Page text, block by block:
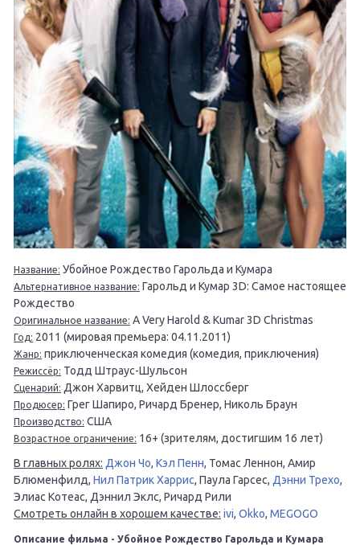
Название: Убойное Рождество Гарольда и Кумара
Альтернативное название: Гарольд и Кумар 3D: Самое настоящее
Рождество
Оригинальное название: A Very Harold & Kumar 3D Christmas
Год: 2011 (мировая премьера: 04.11.2011)
Жанр: приключенческая комедия (комедия, приключения)
Режиссёр: Тодд Штраус-Шульсон
Сценарий: Джон Харвитц, Хейден Шлоссберг
Продюсер: Грег Шапиро, Ричард Бренер, Николь Браун
Производство: США
Возрастное ограничение: 16+ (зрителям, достигшим 16 лет)
В главных ролях: Джон Чо, Кэл Пенн, Томас Леннон, Амир
Блюменфилд, Нил Патрик Харрис, Паула Гарсес, Дэнни Трехо,
Элиас Котеас, Дэннил Эклс, Ричард Рили
Смотреть онлайн в хорошем качестве: ivi, Okko, MEGOGO
Описание фильма - Убойное Рождество Гарольда и Кумара